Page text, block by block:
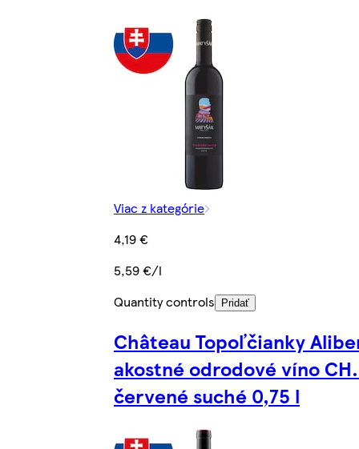
Viac z kategórie
4,19 €
5,59 €/l
Quantity controls
Pridať
Château Topoľčianky
akostné odrodové víno
červené suché 0,75 l